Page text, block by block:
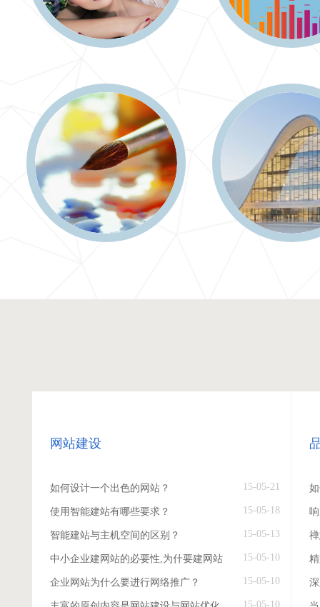
网站建设
如何设计一个出色的网站？ 15-05-21
使用智能建站有哪些要求？ 15-05-18
智能建站与主机空间的区别？ 15-05-13
中小企业建网站的必要性,为什要建网站 15-05-10
企业网站为什么要进行网络推广？ 15-05-10
15-05-10